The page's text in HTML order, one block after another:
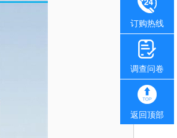
订购热线
调查问卷
返回顶部